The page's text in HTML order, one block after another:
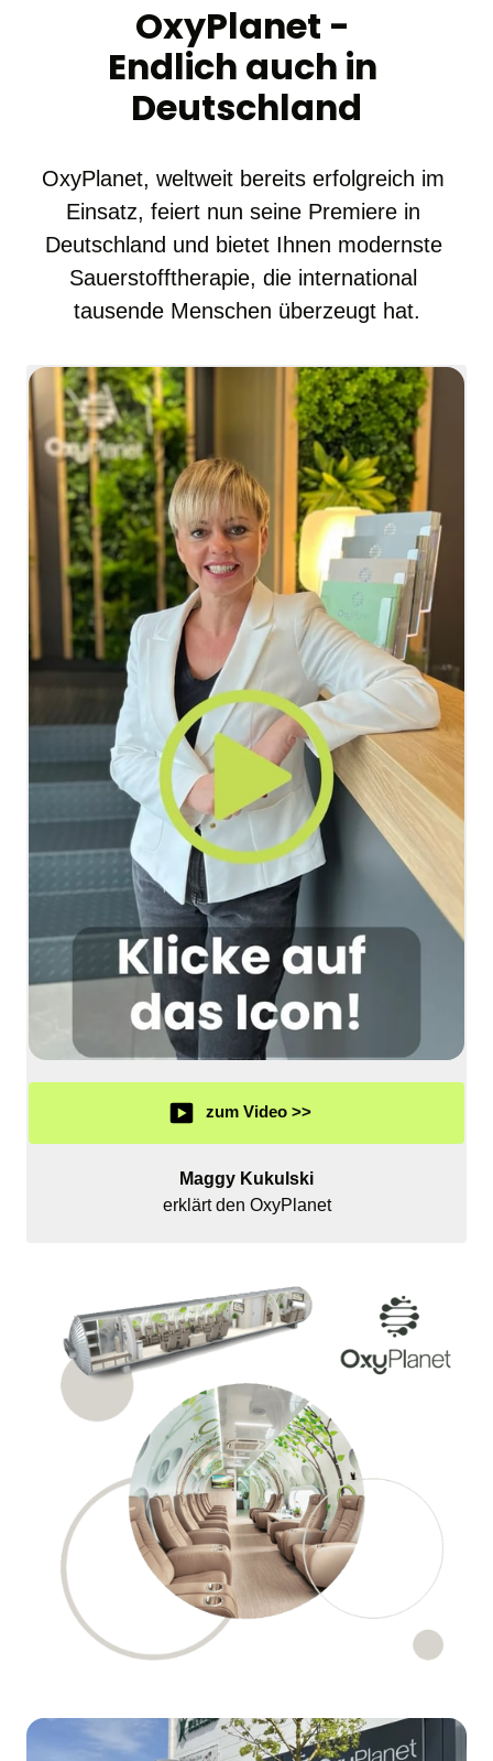
OxyPlanet -
Endlich auch in
Deutschland
OxyPlanet, weltweit bereits erfolgreich im
Einsatz, feiert nun seine Premiere in
Deutschland und bietet Ihnen modernste
Sauerstofftherapie, die international
tausende Menschen überzeugt hat.
zum Video >>
Maggy Kukulski
erklärt den OxyPlanet